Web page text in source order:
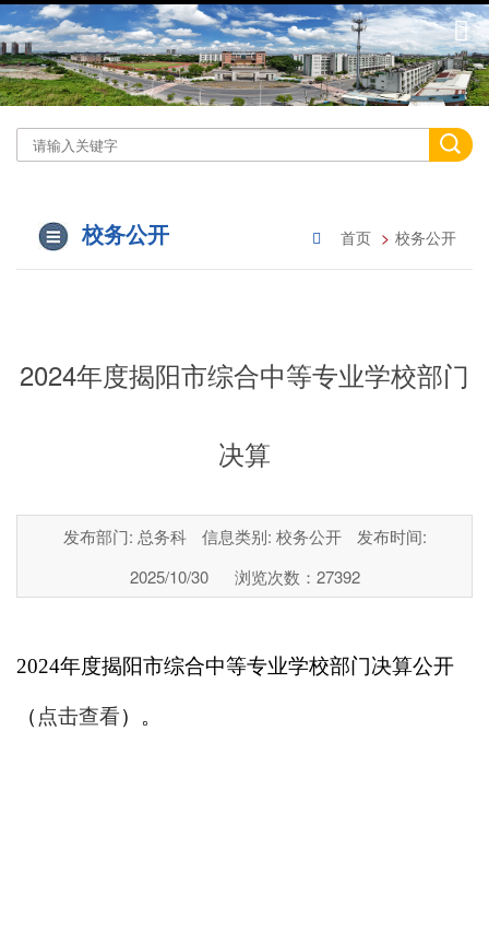
校务公开 首页 校务公开
2024年度揭阳市综合中等专业学校部门
决算
发布部门: 总务科 信息类别: 校务公开
发布时间:
2025/10/30
浏览次数： 27392
2024年度揭阳市综合中等专业学校部门决算公开
（ 点击查看）。